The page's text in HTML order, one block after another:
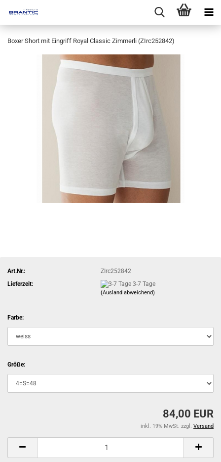
Boxer Short mit Eingriff Royal Classic Zimmerli (ZIrc252842)
Art.Nr.:
ZIrc252842
Lieferzeit:
3-7 Tage
(Ausland abweichend)
Farbe:
Größe:
84,00 EUR
inkl. 19% MwSt. zzgl. Versand